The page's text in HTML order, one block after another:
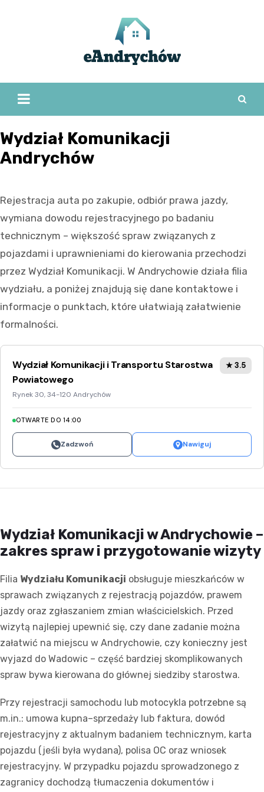
Wydział Komunikacji
Andrychów
Rejestracja auta po zakupie, odbiór prawa jazdy,
wymiana dowodu rejestracyjnego po badaniu
technicznym – większość spraw związanych z
pojazdami i uprawnieniami do kierowania przechodzi
przez Wydział Komunikacji. W Andrychowie działa filia
wydziału, a poniżej znajdują się dane kontaktowe i
informacje o punktach, które ułatwiają załatwienie
formalności.
Wydział Komunikacji i Transportu Starostwa
Powiatowego
Rynek 30, 34-120 Andrychów
★ 3.5
OTWARTE DO 14:00
Zadzwoń Nawiguj
Wydział Komunikacji w Andrychowie –
zakres spraw i przygotowanie wizyty
Filia Wydziału Komunikacji obsługuje mieszkańców w
sprawach związanych z rejestracją pojazdów, prawem
jazdy oraz zgłaszaniem zmian właścicielskich. Przed
wizytą najlepiej upewnić się, czy dane zadanie można
załatwić na miejscu w Andrychowie, czy konieczny jest
wyjazd do Wadowic – część bardziej skomplikowanych
spraw bywa kierowana do głównej siedziby starostwa.
Przy rejestracji samochodu lub motocykla potrzebne są
m.in.: umowa kupna–sprzedaży lub faktura, dowód
rejestracyjny z aktualnym badaniem technicznym, karta
pojazdu (jeśli była wydana), polisa OC oraz wniosek
rejestracyjny. W przypadku pojazdu sprowadzonego z
zagranicy dochodzą tłumaczenia dokumentów i